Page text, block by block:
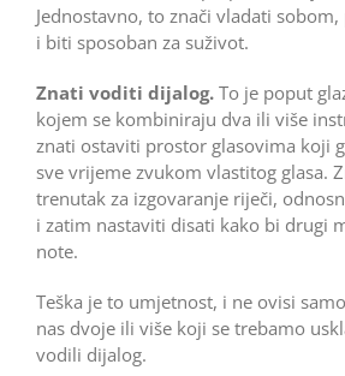
Jednostavno, to znači vladati
i biti sposoban za suživot.
Znati voditi dijalog. To je poput
kojem se kombiniraju dva ili više
znati ostaviti prostor glasovima koji
sve vrijeme zvukom vlastitog glasa.
trenutak za izgovaranje riječi,
i zatim nastaviti disati kako bi drugi
note.
Teška je to umjetnost, i ne ovisi
nas dvoje ili više koji se trebamo
vodili dijalog.